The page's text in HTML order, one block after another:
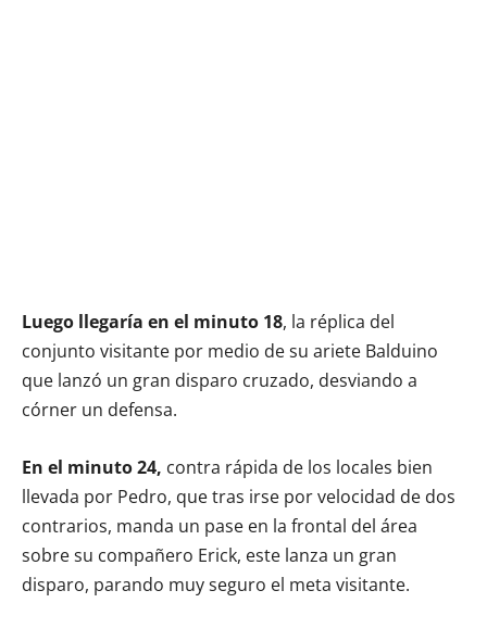
Luego llegaría en el minuto 18, la réplica del
conjunto visitante por medio de su ariete Balduino
que lanzó un gran disparo cruzado, desviando a
córner un defensa.
En el minuto 24, contra rápida de los locales bien
llevada por Pedro, que tras irse por velocidad de dos
contrarios, manda un pase en la frontal del área
sobre su compañero Erick, este lanza un gran
disparo, parando muy seguro el meta visitante.